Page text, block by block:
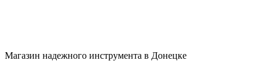
Магазин надежного инструмента в Донецке